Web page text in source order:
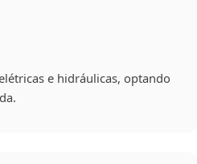
e hidráulicas, optando